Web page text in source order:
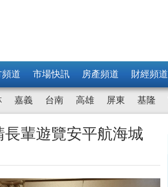
道 市場快訊 房產頻道 財經頻道
嘉義 台南 高雄 屏東 基隆
輩遊覽安平航海城